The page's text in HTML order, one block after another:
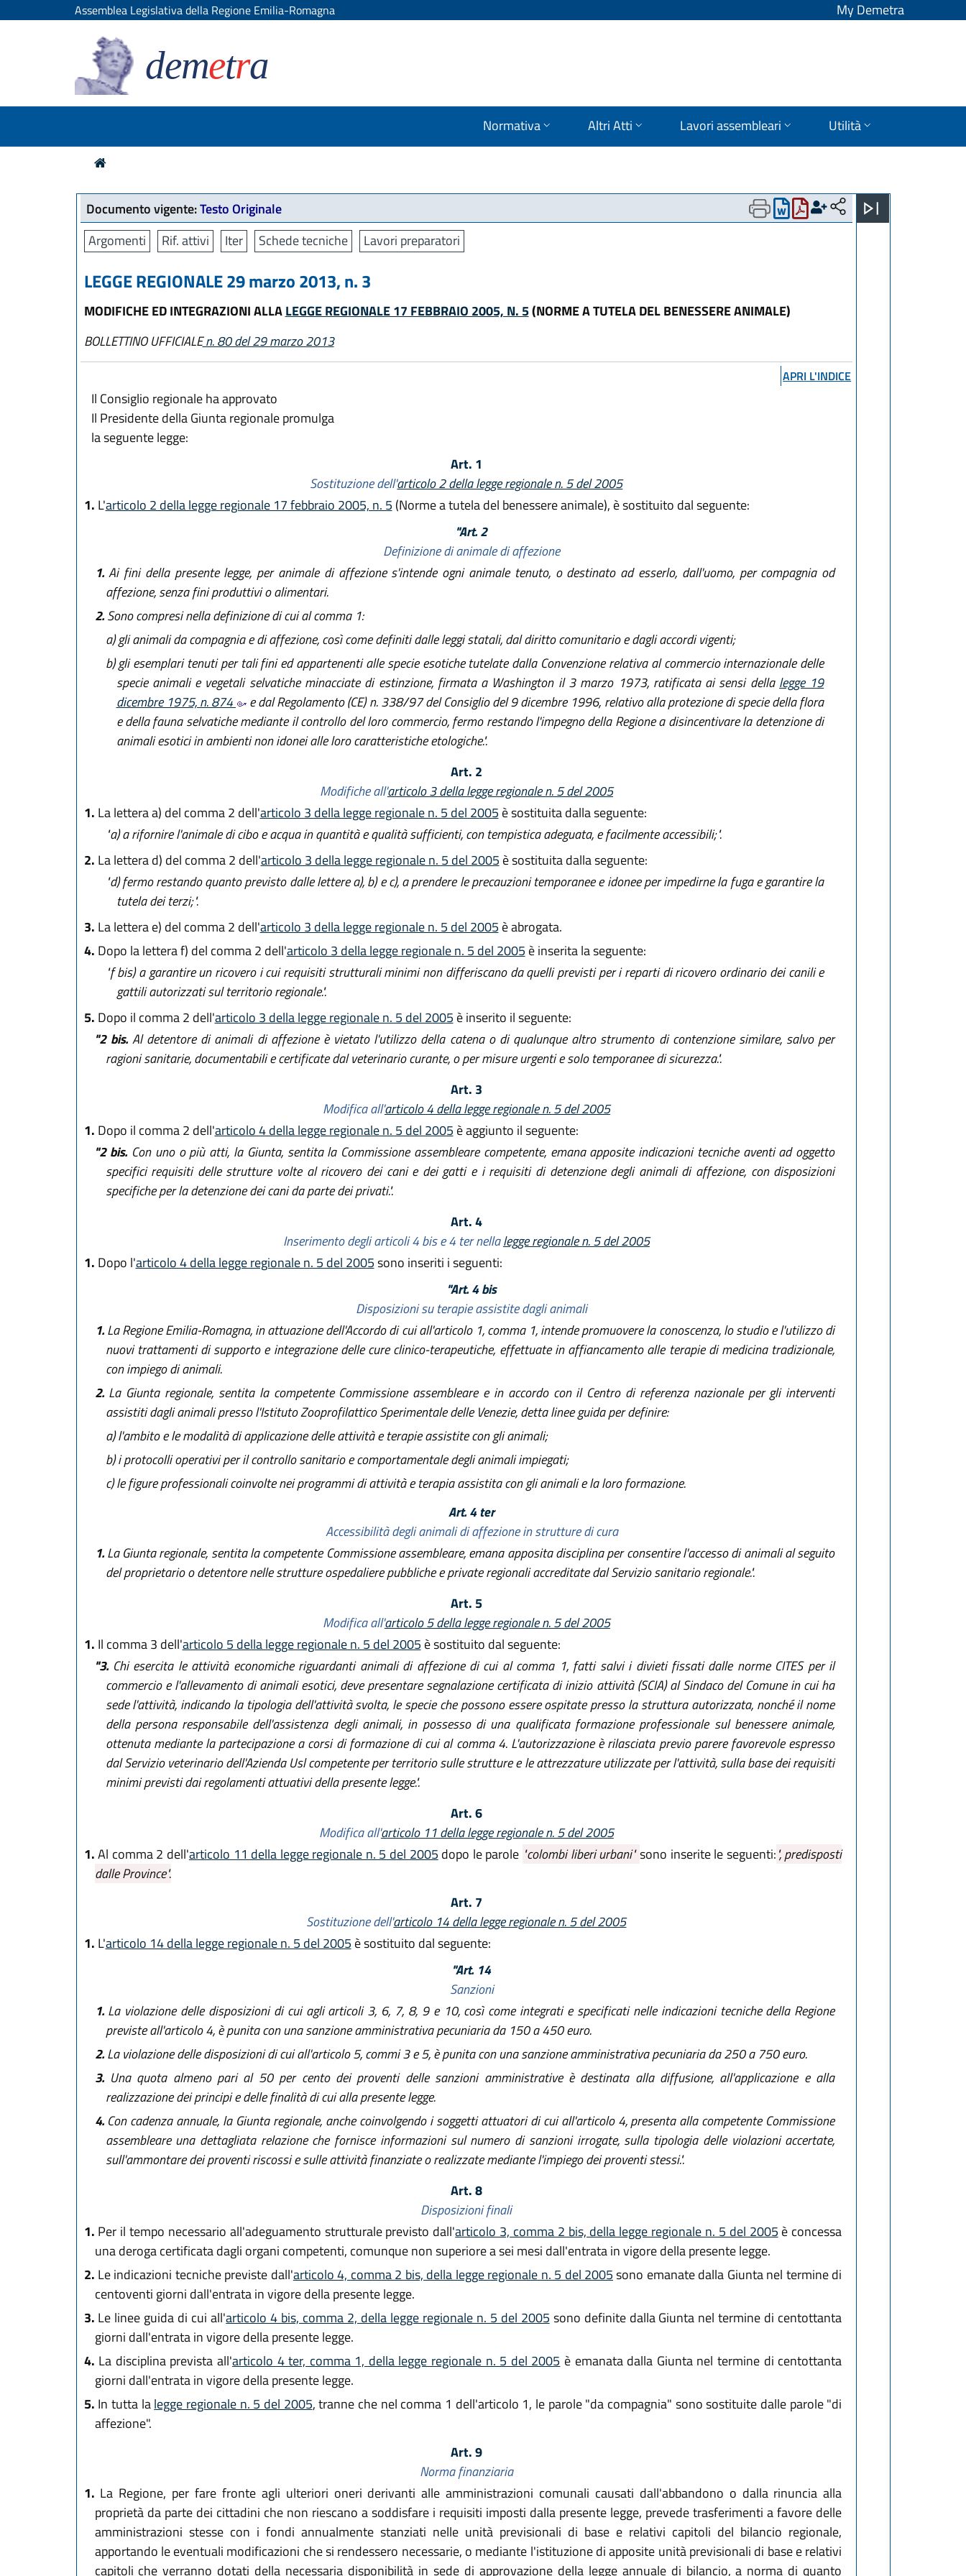
Assemblea Legislativa della Regione Emilia-Romagna My Demetra
demetra
Normativa Altri Atti Lavori assembleari Utilità
Documento vigente:Testo Originale
Argomenti
Rif. attivi Iter Schede tecniche Lavori preparatori
LEGGE REGIONALE 29 marzo 2013, n. 3
MODIFICHE ED INTEGRAZIONI ALLALEGGE REGIONALE 17 FEBBRAIO 2005, N. 5(NORME A TUTELA DEL BENESSERE ANIMALE)
BOLLETTINO UFFICIALEn. 80 del 29 marzo 2013
APRI L'INDICE
Il Consiglio regionale ha approvato
Il Presidente della Giunta regionale promulga
la seguente legge:
Art. 1
Sostituzione dell'articolo 2 della legge regionale n. 5 del 2005
1. L'articolo 2 della legge regionale 17 febbraio 2005, n. 5 (Norme a tutela del benessere animale), è sostituito dal seguente:
"Art. 2
Definizione di animale di affezione
1.Ai fini della presente legge, per animale di affezione s'intende ogni animale tenuto, o destinato ad esserlo, dall'uomo, per compagnia od
affezione, senza fini produttivi o alimentari.
2.Sono compresi nella definizione di cui al comma 1:
a)gli animali da compagnia e di affezione, così come definiti dalle leggi statali, dal diritto comunitario e dagli accordi vigenti;
b)gli esemplari tenuti per tali fini ed appartenenti alle specie esotiche tutelate dalla Convenzione relativa al commercio internazionale delle
specie animali e vegetali selvatiche minacciate di estinzione, firmata a Washington il 3 marzo 1973, ratificata ai sensi della legge 19
dicembre 1975, n. 874
e dal Regolamento (CE) n. 338/97 del Consiglio del 9 dicembre 1996, relativo alla protezione di specie della flora
e della fauna selvatiche mediante il controllo del loro commercio, fermo restando l'impegno della Regione a disincentivare la detenzione di
animali esotici in ambienti non idonei alle loro caratteristiche etologiche.".
Art. 2
Modifiche all'articolo 3 della legge regionale n. 5 del 2005
1. La lettera a) del comma 2 dell'articolo 3 della legge regionale n. 5 del 2005 è sostituita dalla seguente:
"a)a rifornire l'animale di cibo e acqua in quantità e qualità sufficienti, con tempistica adeguata, e facilmente accessibili;".
2. La lettera d) del comma 2 dell'articolo 3 della legge regionale n. 5 del 2005 è sostituita dalla seguente:
"d)fermo restando quanto previsto dalle lettere a), b) e c), a prendere le precauzioni temporanee e idonee per impedirne la fuga e garantire la
tutela dei terzi;".
3. La lettera e) del comma 2 dell'articolo 3 della legge regionale n. 5 del 2005 è abrogata.
4. Dopo la lettera f) del comma 2 dell'articolo 3 della legge regionale n. 5 del 2005 è inserita la seguente:
"f bis)a garantire un ricovero i cui requisiti strutturali minimi non differiscano da quelli previsti per i reparti di ricovero ordinario dei canili e
gattili autorizzati sul territorio regionale.".
5. Dopo il comma 2 dell'articolo 3 della legge regionale n. 5 del 2005 è inserito il seguente:
"2 bis.Al detentore di animali di affezione è vietato l'utilizzo della catena o di qualunque altro strumento di contenzione similare, salvo per
ragioni sanitarie, documentabili e certificate dal veterinario curante, o per misure urgenti e solo temporanee di sicurezza.".
Art. 3
Modifica all'articolo 4 della legge regionale n. 5 del 2005
1. Dopo il comma 2 dell'articolo 4 della legge regionale n. 5 del 2005 è aggiunto il seguente:
"2 bis.Con uno o più atti, la Giunta, sentita la Commissione assembleare competente, emana apposite indicazioni tecniche aventi ad oggetto
specifici requisiti delle strutture volte al ricovero dei cani e dei gatti e i requisiti di detenzione degli animali di affezione, con disposizioni
specifiche per la detenzione dei cani da parte dei privati.".
Art. 4
Inserimento degli articoli 4 bis e 4 ter nellalegge regionale n. 5 del 2005
1. Dopo l'articolo 4 della legge regionale n. 5 del 2005sono inseriti i seguenti:
"Art. 4 bis
Disposizioni su terapie assistite dagli animali
1.La Regione Emilia-Romagna, in attuazione dell'Accordo di cui all'articolo 1, comma 1, intende promuovere la conoscenza, lo studio e l'utilizzo di
nuovi trattamenti di supporto e integrazione delle cure clinico-terapeutiche, effettuate in affiancamento alle terapie di medicina tradizionale,
con impiego di animali.
2.La Giunta regionale, sentita la competente Commissione assembleare e in accordo con il Centro di referenza nazionale per gli interventi
assistiti dagli animali presso l'Istituto Zooprofilattico Sperimentale delle Venezie, detta linee guida per definire:
a)l'ambito e le modalità di applicazione delle attività e terapie assistite con gli animali;
b)i protocolli operativi per il controllo sanitario e comportamentale degli animali impiegati;
c)le figure professionali coinvolte nei programmi di attività e terapia assistita con gli animali e la loro formazione.
Art. 4 ter
Accessibilità degli animali di affezione in strutture di cura
1.La Giunta regionale, sentita la competente Commissione assembleare, emana apposita disciplina per consentire l'accesso di animali al seguito
del proprietario o detentore nelle strutture ospedaliere pubbliche e private regionali accreditate dal Servizio sanitario regionale.".
Art. 5
Modifica all'articolo 5 della legge regionale n. 5 del 2005
1. Il comma 3 dell'articolo 5 della legge regionale n. 5 del 2005 è sostituito dal seguente:
"3.Chi esercita le attività economiche riguardanti animali di affezione di cui al comma 1, fatti salvi i divieti fissati dalle norme CITES per il
commercio e l'allevamento di animali esotici, deve presentare segnalazione certificata di inizio attività (SCIA) al Sindaco del Comune in cui ha
sede l'attività, indicando la tipologia dell'attività svolta, le specie che possono essere ospitate presso la struttura autorizzata, nonché il nome
della persona responsabile dell'assistenza degli animali, in possesso di una qualificata formazione professionale sul benessere animale,
ottenuta mediante la partecipazione a corsi di formazione di cui al comma 4. L'autorizzazione è rilasciata previo parere favorevole espresso
dal Servizio veterinario dell'Azienda Usl competente per territorio sulle strutture e le attrezzature utilizzate per l'attività, sulla base dei requisiti
minimi previsti dai regolamenti attuativi della presente legge.".
Art. 6
Modifica all'articolo 11 della legge regionale n. 5 del 2005
1.Al comma 2 dell'articolo 11 della legge regionale n. 5 del 2005 dopo le parole "colombi liberi urbani"sono inserite le seguenti:", predisposti
dalle Province".
Art. 7
Sostituzione dell'articolo 14 della legge regionale n. 5 del 2005
1. L'articolo 14 della legge regionale n. 5 del 2005 è sostituito dal seguente:
"Art. 14
Sanzioni
1.La violazione delle disposizioni di cui agli articoli 3, 6, 7, 8, 9 e 10, così come integrati e specificati nelle indicazioni tecniche della Regione
previste all'articolo 4, è punita con una sanzione amministrativa pecuniaria da 150 a 450 euro.
2.La violazione delle disposizioni di cui all'articolo 5, commi 3 e 5, è punita con una sanzione amministrativa pecuniaria da 250 a 750 euro.
3.Una quota almeno pari al 50 per cento dei proventi delle sanzioni amministrative è destinata alla diffusione, all'applicazione e alla
realizzazione dei principi e delle finalità di cui alla presente legge.
4.Con cadenza annuale, la Giunta regionale, anche coinvolgendo i soggetti attuatori di cui all'articolo 4, presenta alla competente Commissione
assembleare una dettagliata relazione che fornisce informazioni sul numero di sanzioni irrogate, sulla tipologia delle violazioni accertate,
sull'ammontare dei proventi riscossi e sulle attività finanziate o realizzate mediante l'impiego dei proventi stessi.".
Art. 8
Disposizioni finali
1. Per il tempo necessario all'adeguamento strutturale previsto dall'articolo 3, comma 2 bis, della legge regionale n. 5 del 2005 è concessa
una deroga certificata dagli organi competenti, comunque non superiore a sei mesi dall'entrata in vigore della presente legge.
2. Le indicazioni tecniche previste dall'articolo 4, comma 2 bis, della legge regionale n. 5 del 2005sono emanate dalla Giunta nel termine di
centoventi giorni dall'entrata in vigore della presente legge.
3. Le linee guida di cui all'articolo 4 bis, comma 2, della legge regionale n. 5 del 2005 sono definite dalla Giunta nel termine di centottanta
giorni dall'entrata in vigore della presente legge.
4. La disciplina prevista all'articolo 4 ter, comma 1, della legge regionale n. 5 del 2005 è emanata dalla Giunta nel termine di centottanta
giorni dall'entrata in vigore della presente legge.
5. In tutta lalegge regionale n. 5 del 2005, tranne che nel comma 1 dell'articolo 1, le parole "da compagnia" sono sostituite dalle parole "di
affezione".
Art. 9
Norma finanziaria
1. La Regione, per fare fronte agli ulteriori oneri derivanti alle amministrazioni comunali causati dall'abbandono o dalla rinuncia alla
proprietà da parte dei cittadini che non riescano a soddisfare i requisiti imposti dalla presente legge, prevede trasferimenti a favore delle
amministrazioni stesse con i fondi annualmente stanziati nelle unità previsionali di base e relativi capitoli del bilancio regionale,
apportando le eventuali modificazioni che si rendessero necessarie, o mediante l'istituzione di apposite unità previsionali di base e relativi
capitoli che verranno dotati della necessaria disponibilità in sede di approvazione della legge annuale di bilancio, a norma di quanto